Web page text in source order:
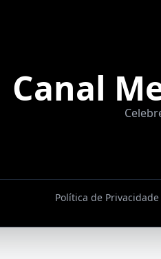
Canal
Política de Privacidade